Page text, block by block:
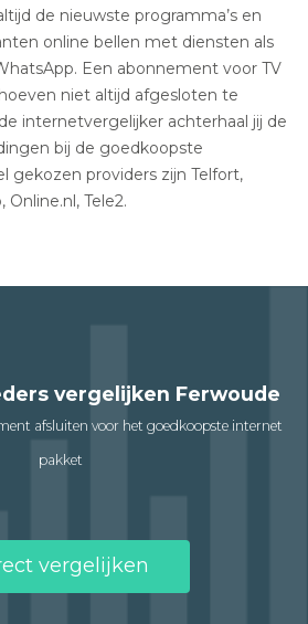
de nieuwste programma’s en
online bellen met diensten als
Een abonnement voor TV
niet altijd afgesloten te
internetvergelijker achterhaal jij de
bij de goedkoopste
gekozen providers zijn Telfort,
Tele2.
vergelijken Ferwoude
afsluiten voor het goedkoopste internet
pakket
vergelijken